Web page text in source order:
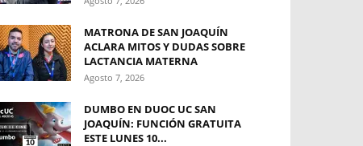
MATRONA DE SAN JOAQUÍN
ACLARA MITOS Y DUDAS SOBRE
LACTANCIA MATERNA
Agosto 7, 2026
DUMBO EN DUOC UC SAN
JOAQUÍN: FUNCIÓN GRATUITA
ESTE LUNES 10...